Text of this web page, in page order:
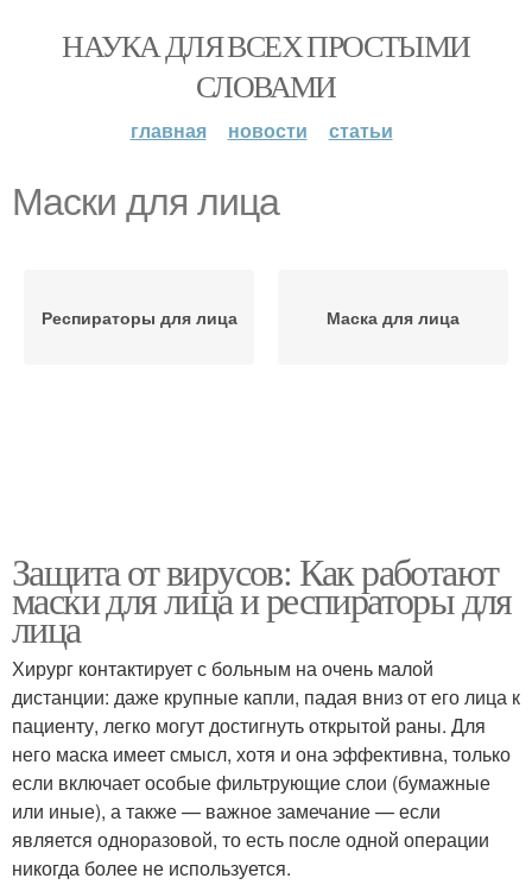
НАУКА ДЛЯ ВСЕХ ПРОСТЫМИ
СЛОВАМИ
главная новости статьи
Маски для лица
Респираторы для лица Маска для лица
Защита от вирусов: Как работают
маски для лица и респираторы для
лица
Хирург контактирует с больным на очень малой
дистанции: даже крупные капли, падая вниз от его лица к
пациенту, легко могут достигнуть открытой раны. Для
него маска имеет смысл, хотя и она эффективна, только
если включает особые фильтрующие слои (бумажные
или иные), а также — важное замечание — если
является одноразовой, то есть после одной операции
никогда более не используется.